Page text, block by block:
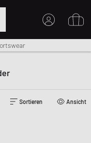
EINEN ACCOUNT ERSTELLEN
DE ab € 70
Sortieren Ansicht